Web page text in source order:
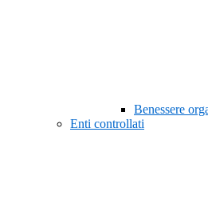
Benessere
Enti controllati